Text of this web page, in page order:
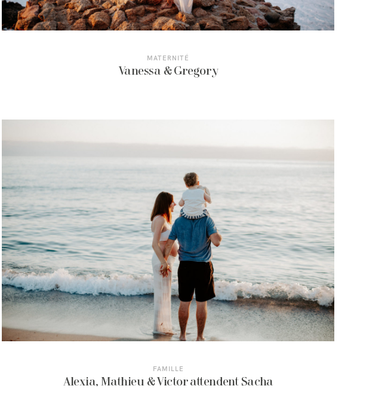
MATERNITÉ
Vanessa & Gregory
FAMILLE
Alexia, Mathieu & Victor attendent Sacha